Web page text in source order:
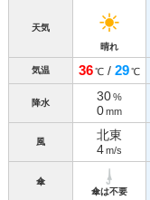
天気
晴れ
気温 36℃/ 29℃
降水 30%
0mm
風
北東
4m/s
傘
傘は不要